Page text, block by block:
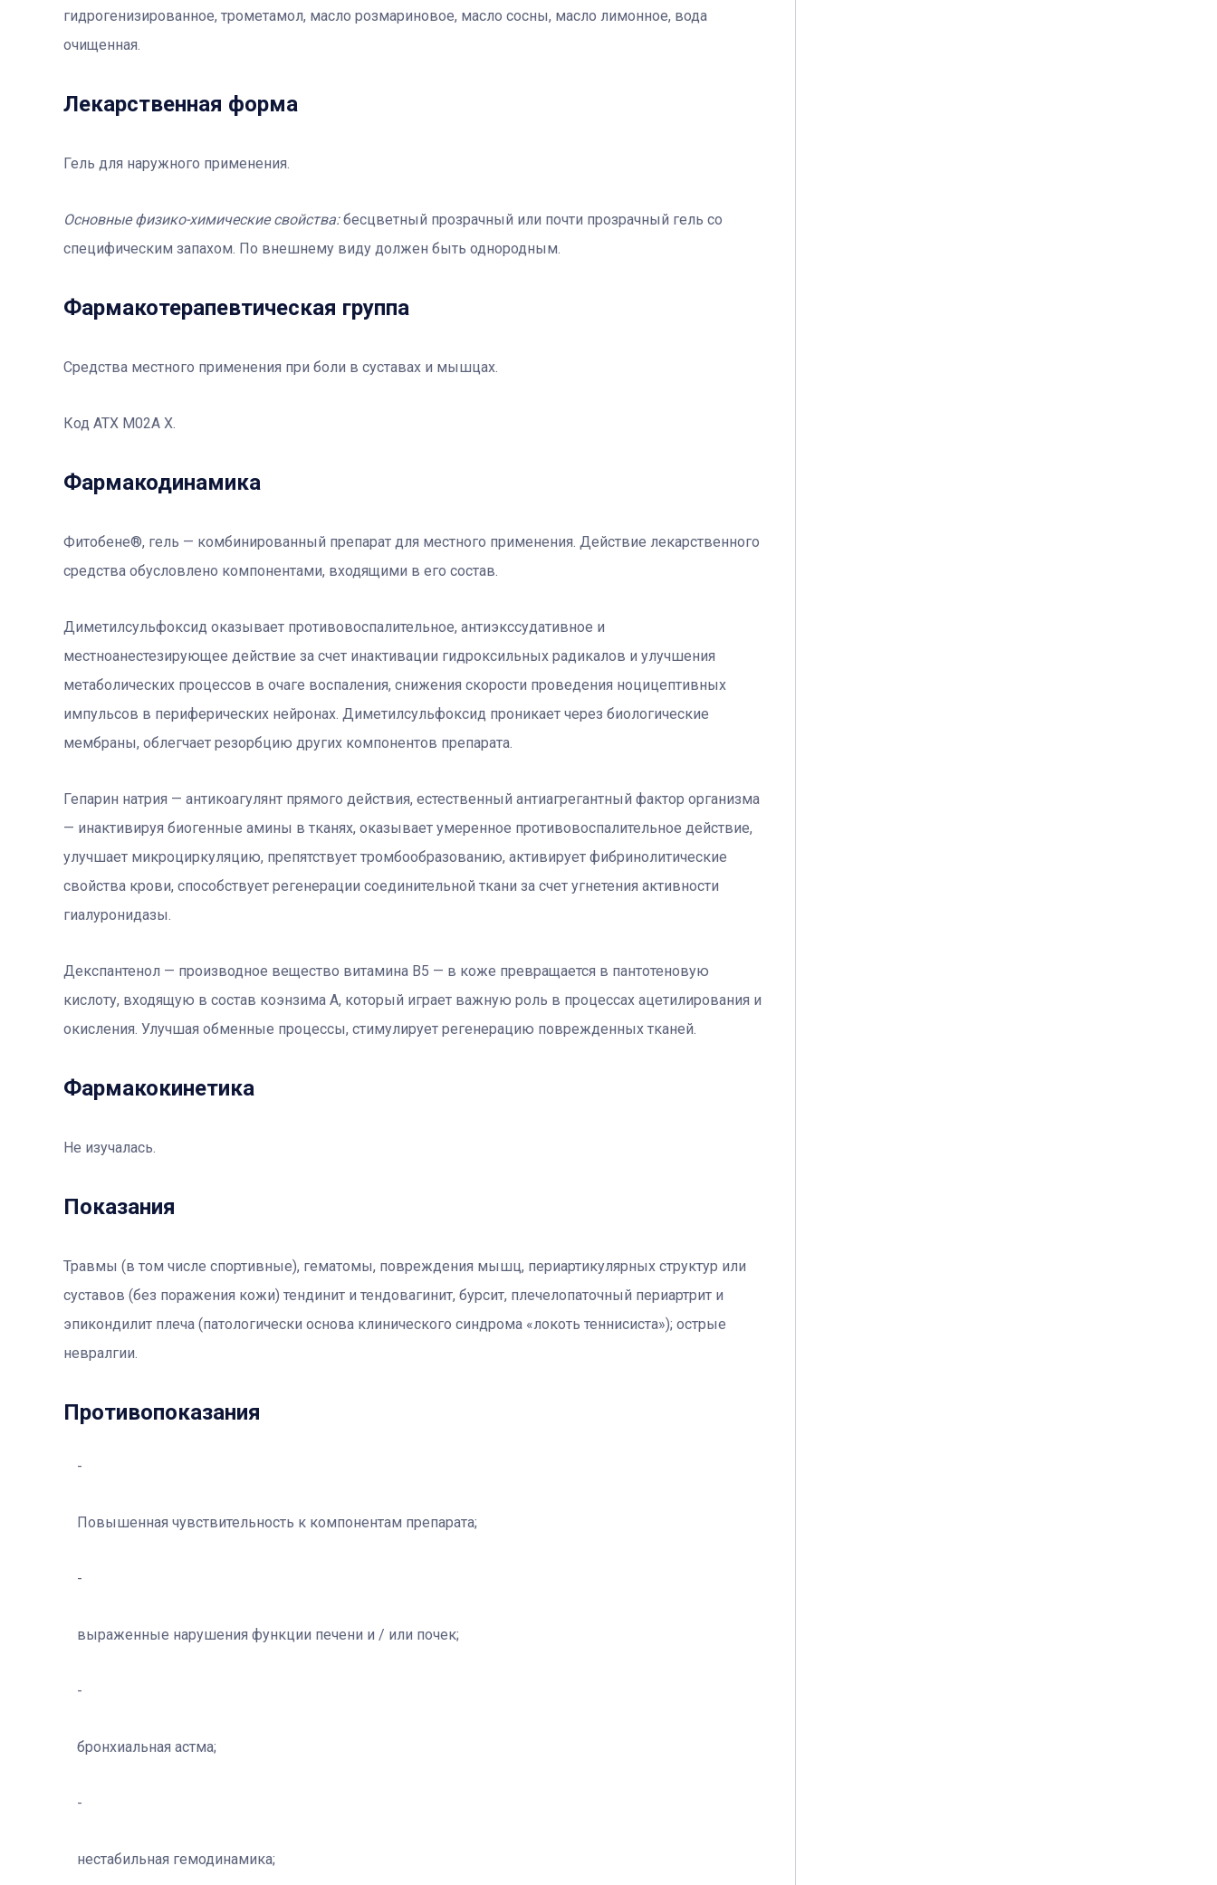
гидрогенизированное, трометамол, масло розмариновое, масло сосны, масло лимонное, вода
очищенная.
Лекарственная форма
Гель для наружного применения.
Основные физико-химические свойства:бесцветный прозрачный или почти прозрачный гель со
специфическим запахом. По внешнему виду должен быть однородным.
Фармакотерапевтичеcкая группа
Средства местного применения при боли в суставах и мышцах.
Код АТХ М02А Х.
Фармакодинамика
Фитобене®, гель — комбинированный препарат для местного применения. Действие лекарственного
средства обусловлено компонентами, ​​входящими в его состав.
Диметилсульфоксид оказывает противовоспалительное, антиэкссудативное и
местноанестезирующее действие за счет инактивации гидроксильных радикалов и улучшения
метаболических процессов в очаге воспаления, снижения скорости проведения ноцицептивных
импульсов в периферических нейронах. Диметилсульфоксид проникает через биологические
мембраны, облегчает резорбцию других компонентов препарата.
Гепарин натрия — антикоагулянт прямого действия, естественный антиагрегантный фактор организма
— инактивируя биогенные амины в тканях, оказывает умеренное противовоспалительное действие,
улучшает микроциркуляцию, препятствует тромбообразованию, активирует фибринолитические
свойства крови, способствует регенерации соединительной ткани за счет угнетения активности
гиалуронидазы.
Декспантенол — производное вещество витамина В5 — в коже превращается в пантотеновую
кислоту, входящую в состав коэнзима А, который играет важную роль в процессах ацетилирования и
окисления. Улучшая обменные процессы, стимулирует регенерацию поврежденных тканей.
Фармакокинетика
Не изучалась.
Показания
Травмы (в том числе спортивные), гематомы, повреждения мышц, периартикулярных структур или
суставов (без поражения кожи) тендинит и тендовагинит, бурсит, плечелопаточный периартрит и
эпикондилит плеча (патологически основа клинического синдрома «локоть теннисиста»); острые
невралгии.
Противопоказания
Повышенная чувствительность к компонентам препарата;
выраженные нарушения функции печени и / или почек;
бронхиальная астма;
нестабильная гемодинамика;